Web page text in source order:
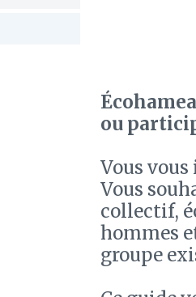
ou
Vous
Vous
collectif,
hommes
groupe